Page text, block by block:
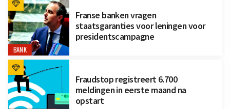
BANK
Franse banken vragen
staatsgaranties voor leningen voor
presidentscampagne
Fraudstop registreert 6.700
meldingen in eerste maand na
opstart